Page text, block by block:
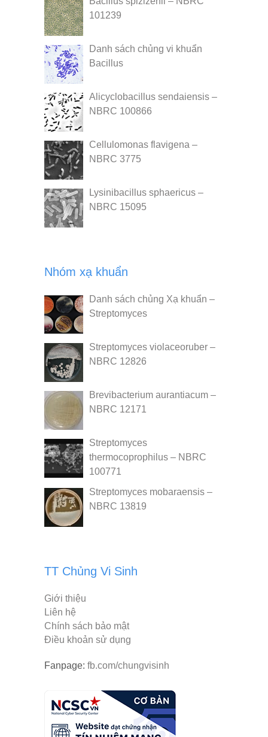
101239
Danh sách chủng vi khuẩn
Bacillus
Alicyclobacillus sendaiensis –
NBRC 100866
Cellulomonas flavigena –
NBRC 3775
Lysinibacillus sphaericus –
NBRC 15095
Nhóm xạ khuẩn
Danh sách chủng Xạ khuẩn –
Streptomyces
Streptomyces violaceoruber –
NBRC 12826
Brevibacterium aurantiacum –
NBRC 12171
Streptomyces
thermocoprophilus – NBRC
100771
Streptomyces mobaraensis –
NBRC 13819
TT Chủng Vi Sinh
Giới thiệu
Liên hệ
Chính sách bảo mật
Điều khoản sử dụng
Fanpage: fb.com/chungvisinh